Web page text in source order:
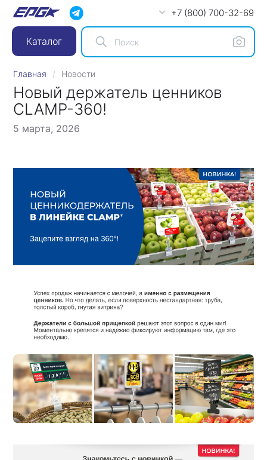
+7 (800) 700-32-69
Каталог
Главная Новости
Новый держатель ценников
CLAMP-360!
5 марта, 2026